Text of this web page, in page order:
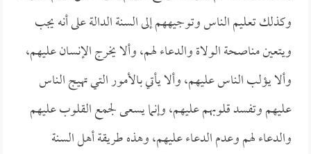
وكذلك تعليم الناس وتوجيههم إلى السنة الدالة على أنه يجب
ويتعين مناصحة الولاة والدعاء لهم، وألا يخرج الإنسان عليهم،
وألا يؤلب الناس عليهم، وألا يأتي بالأمور التي تهيج الناس
عليهم وتفسد قلوبهم عليهم، وإنما يسعى لجمع القلوب عليهم
والدعاء لهم وعدم الدعاء عليهم، وهذه طريقة أهل السنة